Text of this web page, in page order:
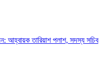
আহ্বায়ক তারিয়াশ পলাশ, সদস্য সচিব